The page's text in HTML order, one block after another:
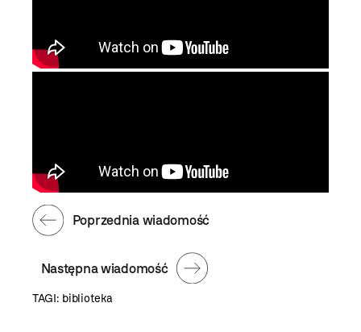
Następna wiadomość
Poprzednia wiadomość
TAGI: biblioteka